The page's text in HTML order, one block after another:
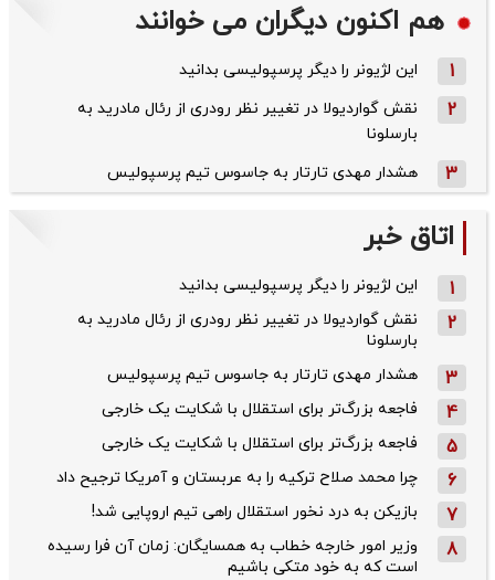
هم اکنون دیگران می خوانند
1 این لژیونر را دیگر پرسپولیسی بدانید
2
نقش گواردیولا در تغییر نظر رودری از رئال مادرید به
بارسلونا
3 هشدار مهدی تارتار به جاسوس تیم پرسپولیس
اتاق خبر
1 این لژیونر را دیگر پرسپولیسی بدانید
2
نقش گواردیولا در تغییر نظر رودری از رئال مادرید به
بارسلونا
3 هشدار مهدی تارتار به جاسوس تیم پرسپولیس
4 فاجعه بزرگ‌تر برای استقلال با شکایت یک خارجی
5 فاجعه بزرگ‌تر برای استقلال با شکایت یک خارجی
6 چرا محمد صلاح ترکیه را به عربستان و آمریکا ترجیح داد
7 بازیکن به درد نخور استقلال راهی تیم اروپایی شد!
8
وزیر امور خارجه خطاب به همسایگان: زمان آن فرا رسیده
است که به خود متکی باشیم